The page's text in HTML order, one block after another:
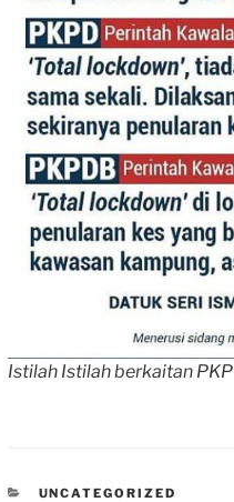
Istilah Istilah berkaitan PKP
CATEGORIES
UNCATEGORIZED